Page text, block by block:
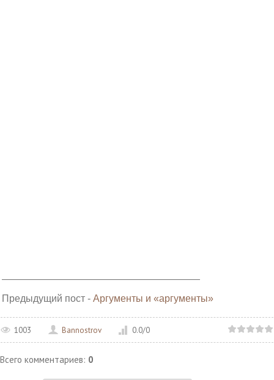
Предыдущий пост - Аргументы и «аргументы»
1003 Bannostrov 0.0/0
Всего комментариев: 0